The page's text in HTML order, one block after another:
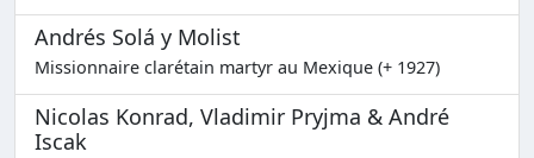
Andrés Solá y Molist
Missionnaire clarétain martyr au Mexique (+ 1927)
Nicolas Konrad, Vladimir Pryjma & André
Iscak